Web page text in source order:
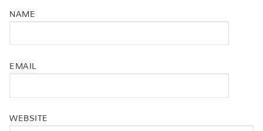
NAME
EMAIL
WEBSITE